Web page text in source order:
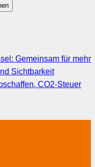
Gemeinsam für mehr
Sichtbarkeit
CO2-Steuer